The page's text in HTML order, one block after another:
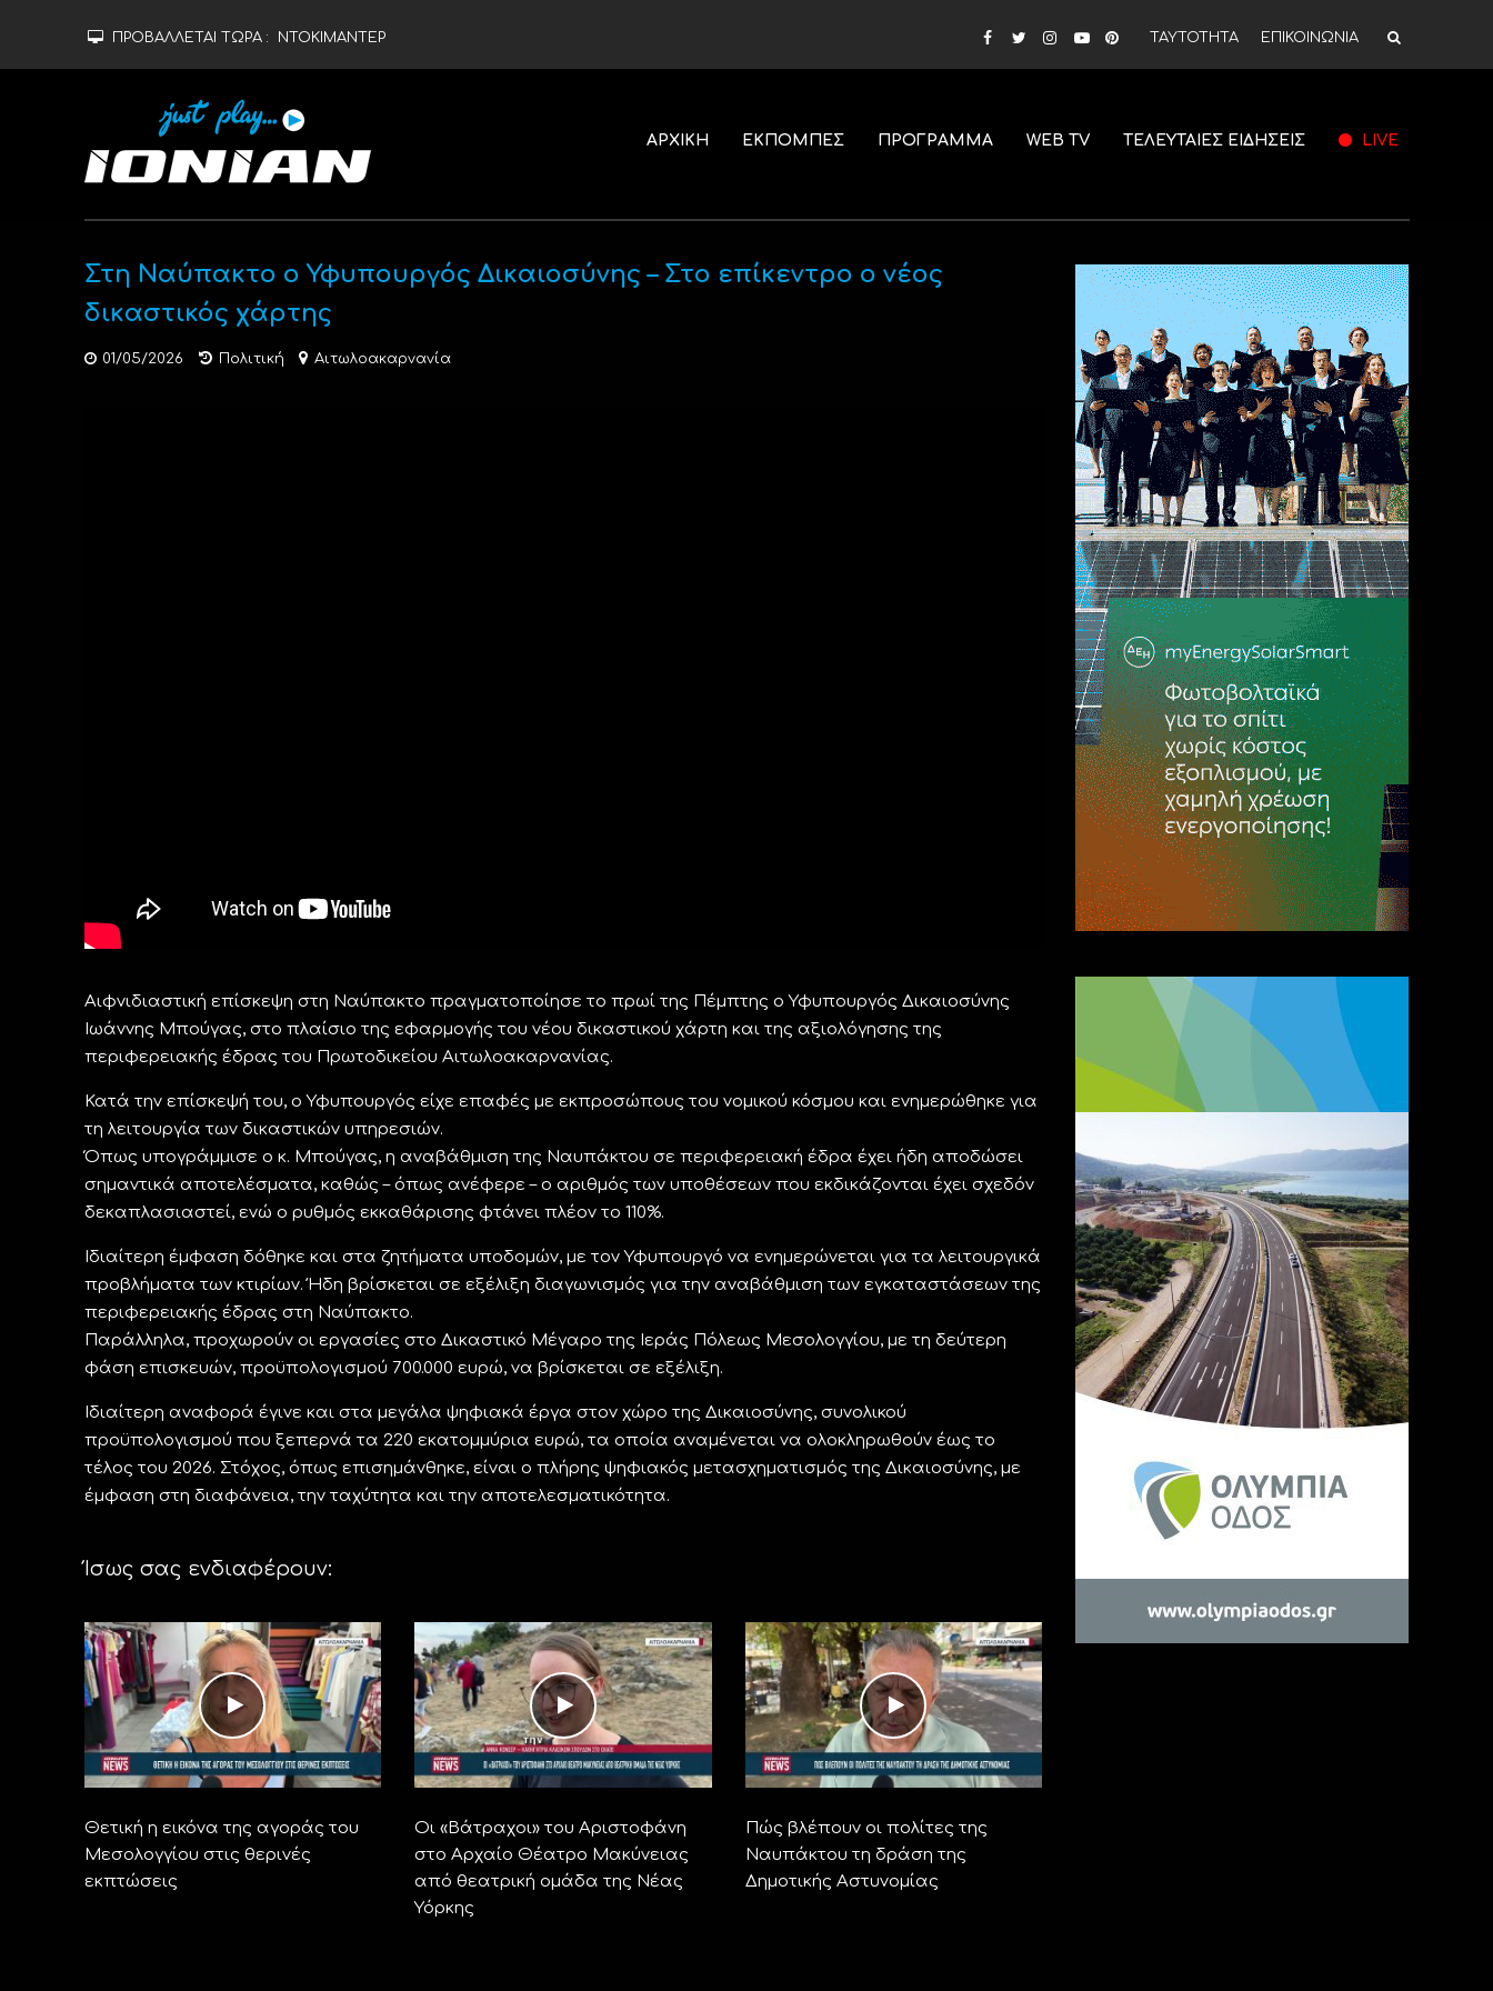
ΠΡΟΒΑΛΛΕΤΑΙ ΤΩΡΑ : ΝΤΟΚΙΜΑΝΤΕΡ ΤΑΥΤΟΤΗΤΑ ΕΠΙΚΟΙΝΩΝΙΑ
ΑΡΧΙΚΗ ΕΚΠΟΜΠΕΣ ΠΡΟΓΡΑΜΜΑ WEB TV ΤΕΛΕΥΤΑΙΕΣ ΕΙΔΗΣΕΙΣ LIVE
Στη Ναύπακτο ο Υφυπουργός Δικαιοσύνης – Στο επίκεντρο ο νέος
δικαστικός χάρτης
01/05/2026 Πολιτική Αιτωλοακαρνανία
Αιφνιδιαστική επίσκεψη στη Ναύπακτο πραγματοποίησε το πρωί της Πέμπτης ο Υφυπουργός Δικαιοσύνης
Ιωάννης Μπούγας, στο πλαίσιο της εφαρμογής του νέου δικαστικού χάρτη και της αξιολόγησης της
περιφερειακής έδρας του Πρωτοδικείου Αιτωλοακαρνανίας.
Κατά την επίσκεψή του, ο Υφυπουργός είχε επαφές με εκπροσώπους του νομικού κόσμου και ενημερώθηκε για
τη λειτουργία των δικαστικών υπηρεσιών.
Όπως υπογράμμισε ο κ. Μπούγας, η αναβάθμιση της Ναυπάκτου σε περιφερειακή έδρα έχει ήδη αποδώσει
σημαντικά αποτελέσματα, καθώς – όπως ανέφερε – ο αριθμός των υποθέσεων που εκδικάζονται έχει σχεδόν
δεκαπλασιαστεί, ενώ ο ρυθμός εκκαθάρισης φτάνει πλέον το 110%.
Ιδιαίτερη έμφαση δόθηκε και στα ζητήματα υποδομών, με τον Υφυπουργό να ενημερώνεται για τα λειτουργικά
προβλήματα των κτιρίων. Ήδη βρίσκεται σε εξέλιξη διαγωνισμός για την αναβάθμιση των εγκαταστάσεων της
περιφερειακής έδρας στη Ναύπακτο.
Παράλληλα, προχωρούν οι εργασίες στο Δικαστικό Μέγαρο της Ιεράς Πόλεως Μεσολογγίου, με τη δεύτερη
φάση επισκευών, προϋπολογισμού 700.000 ευρώ, να βρίσκεται σε εξέλιξη.
Ιδιαίτερη αναφορά έγινε και στα μεγάλα ψηφιακά έργα στον χώρο της Δικαιοσύνης, συνολικού
προϋπολογισμού που ξεπερνά τα 220 εκατομμύρια ευρώ, τα οποία αναμένεται να ολοκληρωθούν έως το
τέλος του 2026. Στόχος, όπως επισημάνθηκε, είναι ο πλήρης ψηφιακός μετασχηματισμός της Δικαιοσύνης, με
έμφαση στη διαφάνεια, την ταχύτητα και την αποτελεσματικότητα.
Ίσως σας ενδιαφέρουν:
Θετική η εικόνα της αγοράς του
Μεσολογγίου στις θερινές
εκπτώσεις
Οι «Βάτραχοι» του Αριστοφάνη
στο Αρχαίο Θέατρο Μακύνειας
από θεατρική ομάδα της Νέας
Υόρκης
Πώς βλέπουν οι πολίτες της
Ναυπάκτου τη δράση της
Δημοτικής Αστυνομίας